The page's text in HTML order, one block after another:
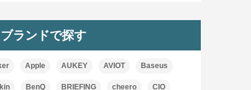
ブランドで探す
Apple AUKEY AVIOT Baseus
BenQ BRIEFING cheero CIO